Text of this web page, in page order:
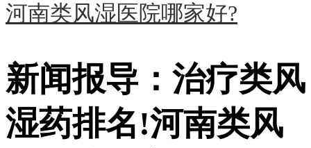
河南类风湿医院哪家好?
新闻报导：治疗类风
湿药排名!河南类风